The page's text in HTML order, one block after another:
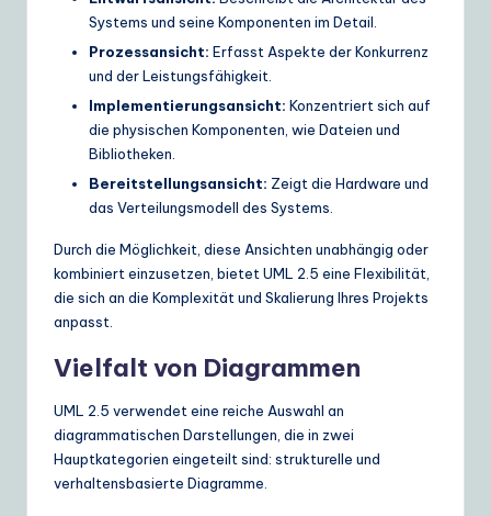
Systems und seine Komponenten im Detail.
Prozessansicht: Erfasst Aspekte der Konkurrenz
und der Leistungsfähigkeit.
Implementierungsansicht: Konzentriert sich auf
die physischen Komponenten, wie Dateien und
Bibliotheken.
Bereitstellungsansicht: Zeigt die Hardware und
das Verteilungsmodell des Systems.
Durch die Möglichkeit, diese Ansichten unabhängig oder
kombiniert einzusetzen, bietet UML 2.5 eine Flexibilität,
die sich an die Komplexität und Skalierung Ihres Projekts
anpasst.
Vielfalt von Diagrammen
UML 2.5 verwendet eine reiche Auswahl an
diagrammatischen Darstellungen, die in zwei
Hauptkategorien eingeteilt sind: strukturelle und
verhaltensbasierte Diagramme.